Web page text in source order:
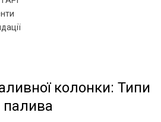
колонки: Типи
палива